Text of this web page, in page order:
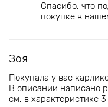
Спасибо, что
покупке в
Зоя
Покупала у вас
В описании написано
см, в характеристике